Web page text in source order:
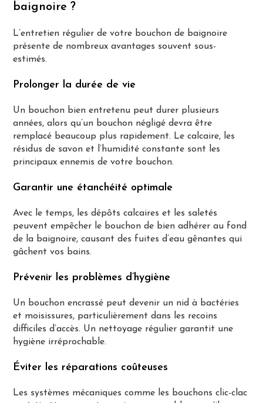
baignoire ?
L’entretien régulier de votre bouchon de baignoire
présente de nombreux avantages souvent sous-
estimés.
Prolonger la durée de vie
Un bouchon bien entretenu peut durer plusieurs
années, alors qu’un bouchon négligé devra être
remplacé beaucoup plus rapidement. Le calcaire, les
résidus de savon et l’humidité constante sont les
principaux ennemis de votre bouchon.
Garantir une étanchéité optimale
Avec le temps, les dépôts calcaires et les saletés
peuvent empêcher le bouchon de bien adhérer au fond
de la baignoire, causant des fuites d’eau gênantes qui
gâchent vos bains.
Prévenir les problèmes d’hygiène
Un bouchon encrassé peut devenir un nid à bactéries
et moisissures, particulièrement dans les recoins
difficiles d’accès. Un nettoyage régulier garantit une
hygiène irréprochable.
Éviter les réparations coûteuses
Les systèmes mécaniques comme les bouchons clic-clac